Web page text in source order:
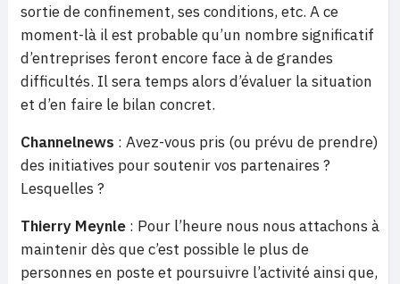
sortie de confinement, ses conditions, etc. A ce
moment-là il est probable qu’un nombre significatif
d’entreprises feront encore face à de grandes
difficultés. Il sera temps alors d’évaluer la situation
et d’en faire le bilan concret.
Channelnews : Avez-vous pris (ou prévu de prendre)
des initiatives pour soutenir vos partenaires ?
Lesquelles ?
Thierry Meynle : Pour l’heure nous nous attachons à
maintenir dès que c’est possible le plus de
personnes en poste et poursuivre l’activité ainsi que,